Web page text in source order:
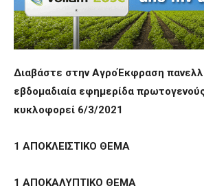
Διαβάστε στην ΑγροΈκφραση
εβδομαδιαία εφημερίδα
κυκλοφορεί 6/3/2021
1 ΑΠΟΚΛΕΙΣΤΙΚΟ ΘΕΜΑ
1 ΑΠΟΚΑΛΥΠΤΙΚΟ ΘΕΜΑ